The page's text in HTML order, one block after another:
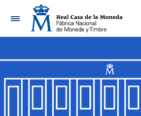
Nabigazioa
Erakutsi/Ezkutatu